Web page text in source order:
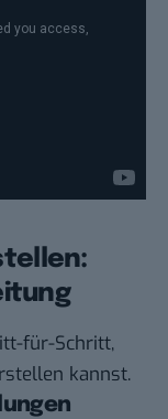
für-Schritt,
kannst.